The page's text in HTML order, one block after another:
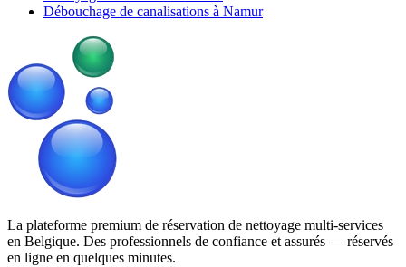
Débouchage de canalisations à Namur
La plateforme premium de réservation de nettoyage multi-services
en Belgique. Des professionnels de confiance et assurés — réservés
en ligne en quelques minutes.